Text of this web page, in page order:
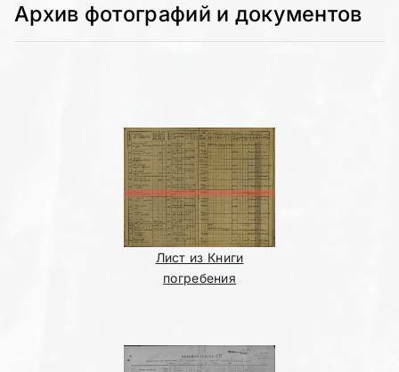
Архив фотографий и документов
Лист из Книги
погребения